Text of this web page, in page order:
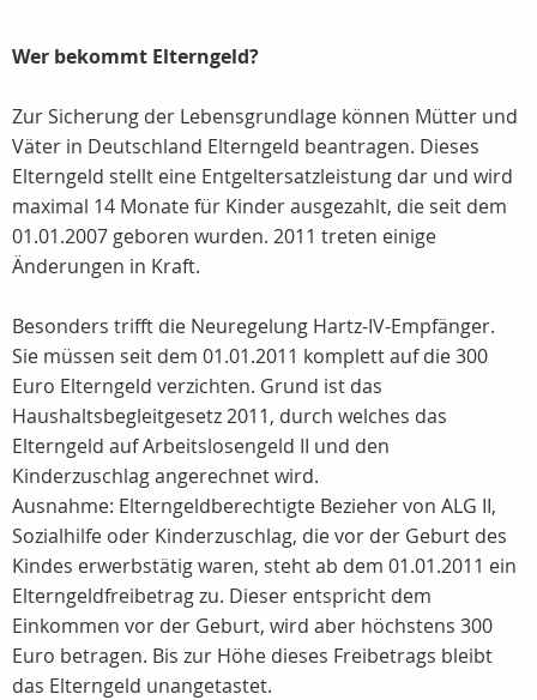
Wer bekommt Elterngeld?
Zur Sicherung der Lebensgrundlage können Mütter und
Väter in Deutschland Elterngeld beantragen. Dieses
Elterngeld stellt eine Entgeltersatzleistung dar und wird
maximal 14 Monate für Kinder ausgezahlt, die seit dem
01.01.2007 geboren wurden. 2011 treten einige
Änderungen in Kraft.
Besonders trifft die Neuregelung Hartz-IV-Empfänger.
Sie müssen seit dem 01.01.2011 komplett auf die 300
Euro Elterngeld verzichten. Grund ist das
Haushaltsbegleitgesetz 2011, durch welches das
Elterngeld auf Arbeitslosengeld II und den
Kinderzuschlag angerechnet wird.
Ausnahme: Elterngeldberechtigte Bezieher von ALG II,
Sozialhilfe oder Kinderzuschlag, die vor der Geburt des
Kindes erwerbstätig waren, steht ab dem 01.01.2011 ein
Elterngeldfreibetrag zu. Dieser entspricht dem
Einkommen vor der Geburt, wird aber höchstens 300
Euro betragen. Bis zur Höhe dieses Freibetrags bleibt
das Elterngeld unangetastet.